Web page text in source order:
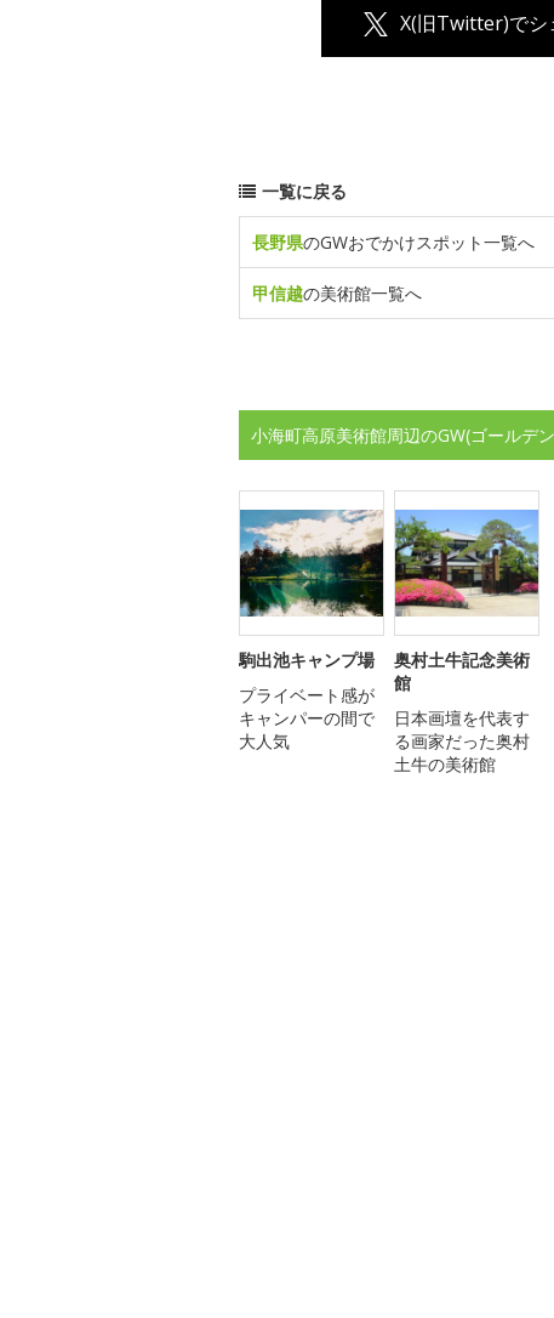
X(旧Twitter)でシ
一覧に戻る
長野県のGWおでかけスポット一覧へ
甲信越の美術館一覧へ
小海町高原美術館周辺のGW(ゴールデ
駒出池キャンプ場
プライベート感が
キャンパーの間で
大人気
奥村土牛記念美術
館
日本画壇を代表す
る画家だった奥村
土牛の美術館